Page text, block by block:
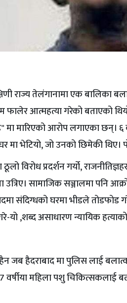
राज्य तेलंगानामा एक बालिका
फालेर आत्महत्या गरेको बताएको
मारिएको आरोप लगाएका छन्। ६
मा भेटियो, जो उनको छिमेकी थिए।
विरोध प्रदर्शन गर्यो,
सामाजिक सञ्जालमा पनि
संदिग्धको घरमा भीडले
यो ,शब्द असाधारण न्यायिक हत्याको
जब हैदराबाद मा पुलिस लाई
महिला पशु चिकित्सकलाई